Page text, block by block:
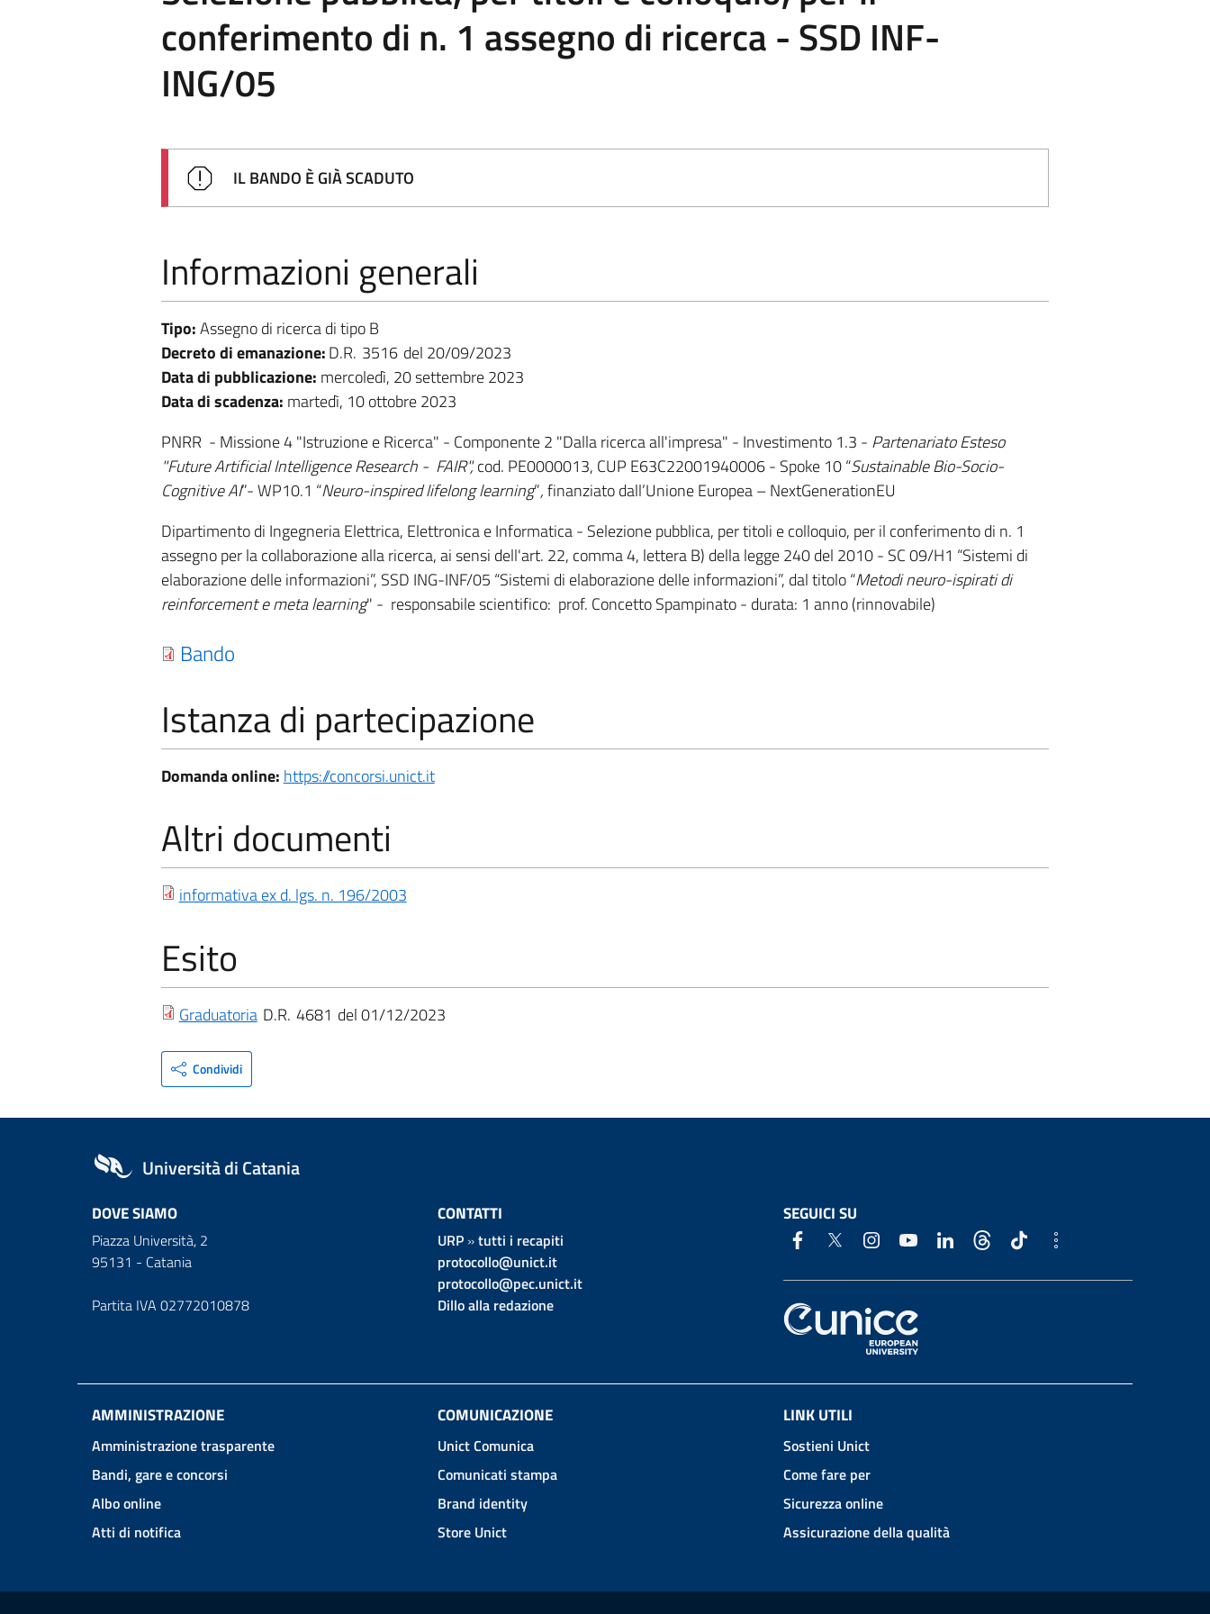
conferimento di n. 1 assegno di ricerca - SSD INF-
ING/05
IL BANDO È GIÀ SCADUTO
Informazioni generali
Tipo:Assegno di ricerca di tipo B
Decreto di emanazione:D.R. 3516
20/09/2023
Data di pubblicazione: mercoledì, 20 settembre 2023
Data di scadenza: martedì, 10 ottobre 2023
PNRR - Missione 4 "Istruzione e Ricerca" - Componente 2 "Dalla ricerca all'impresa" - Investimento 1.3 - Partenariato Esteso
"Future Artificial Intelligence Research - FAIR",cod. PE0000013, CUP E63C22001940006 - Spoke 10 “Sustainable Bio-Socio-
Cognitive AI”- WP10.1 “Neuro-inspired lifelong learning”,finanziato dall’Unione Europea – NextGenerationEU
Dipartimento di Ingegneria Elettrica, Elettronica e Informatica - Selezione pubblica, per titoli e colloquio, per il conferimento di n. 1
assegno per la collaborazione alla ricerca, ai sensi dell'art. 22, comma 4, lettera B) della legge 240 del 2010 - SC 09/H1 “Sistemi di
elaborazione delle informazioni”, SSD ING-INF/05 “Sistemi di elaborazione delle informazioni”, dal titolo “Metodi neuro-ispirati di
reinforcement e meta learning" - responsabile scientifico: prof. Concetto Spampinato - durata: 1 anno (rinnovabile)
Bando
Istanza di partecipazione
Domanda online: https://concorsi.unict.it
Altri documenti
informativa ex d. lgs. n. 196/2003
Esito
Graduatoria D.R. 4681 01/12/2023
Condividi
Università di Catania
DOVE SIAMO
Piazza Università, 2
95131 - Catania
Partita IVA 02772010878
CONTATTI
URP»tutti i recapiti
protocollo@unict.it
protocollo@pec.unict.it
Dillo alla redazione
SEGUICI SU
AMMINISTRAZIONE
Amministrazione trasparente
Bandi, gare e concorsi
Albo online
Atti di notifica
COMUNICAZIONE
Unict Comunica
Comunicati stampa
Brand identity
Store Unict
LINK UTILI
Sostieni Unict
Come fare per
Sicurezza online
Assicurazione della qualità